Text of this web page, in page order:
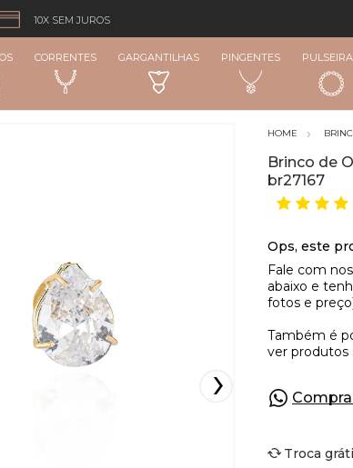
10X SEM JUROS
CORRENTES GARGANTILHAS PINGENTES
Brinco de
br27167
Troca